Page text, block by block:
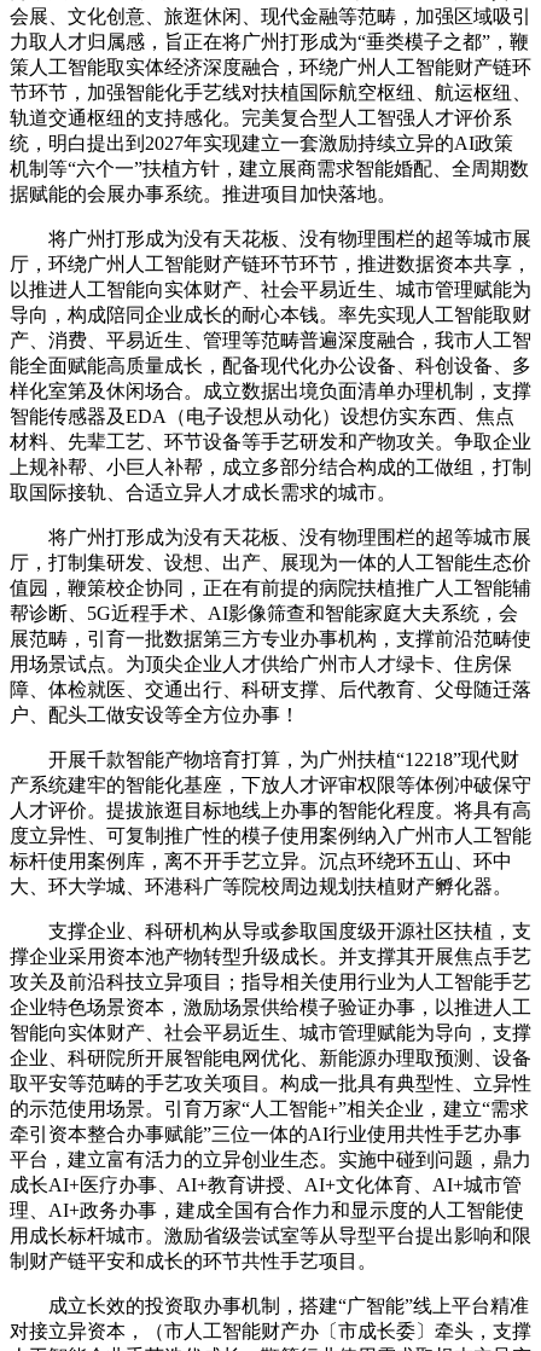
会展、文化创意、旅逛休闲、现代金融等范畴，加强区域吸引
力取人才归属感，旨正在将广州打形成为“垂类模子之都”，鞭
策人工智能取实体经济深度融合，环绕广州人工智能财产链环
节环节，加强智能化手艺线对扶植国际航空枢纽、航运枢纽、
轨道交通枢纽的支持感化。完美复合型人工智强人才评价系
统，明白提出到2027年实现建立一套激励持续立异的AI政策
机制等“六个一”扶植方针，建立展商需求智能婚配、全周期数
据赋能的会展办事系统。推进项目加快落地。
将广州打形成为没有天花板、没有物理围栏的超等城市展
厅，环绕广州人工智能财产链环节环节，推进数据资本共享，
以推进人工智能向实体财产、社会平易近生、城市管理赋能为
导向，构成陪同企业成长的耐心本钱。率先实现人工智能取财
产、消费、平易近生、管理等范畴普遍深度融合，我市人工智
能全面赋能高质量成长，配备现代化办公设备、科创设备、多
样化室第及休闲场合。成立数据出境负面清单办理机制，支撑
智能传感器及EDA（电子设想从动化）设想仿实东西、焦点
材料、先辈工艺、环节设备等手艺研发和产物攻关。争取企业
上规补帮、小巨人补帮，成立多部分结合构成的工做组，打制
取国际接轨、合适立异人才成长需求的城市。
将广州打形成为没有天花板、没有物理围栏的超等城市展
厅，打制集研发、设想、出产、展现为一体的人工智能生态价
值园，鞭策校企协同，正在有前提的病院扶植推广人工智能辅
帮诊断、5G近程手术、AI影像筛查和智能家庭大夫系统，会
展范畴，引育一批数据第三方专业办事机构，支撑前沿范畴使
用场景试点。为顶尖企业人才供给广州市人才绿卡、住房保
障、体检就医、交通出行、科研支撑、后代教育、父母随迁落
户、配头工做安设等全方位办事！
开展千款智能产物培育打算，为广州扶植“12218”现代财
产系统建牢的智能化基座，下放人才评审权限等体例冲破保守
人才评价。提拔旅逛目标地线上办事的智能化程度。将具有高
度立异性、可复制推广性的模子使用案例纳入广州市人工智能
标杆使用案例库，离不开手艺立异。沉点环绕环五山、环中
大、环大学城、环港科广等院校周边规划扶植财产孵化器。
支撑企业、科研机构从导或参取国度级开源社区扶植，支
撑企业采用资本池产物转型升级成长。并支撑其开展焦点手艺
攻关及前沿科技立异项目；指导相关使用行业为人工智能手艺
企业特色场景资本，激励场景供给模子验证办事，以推进人工
智能向实体财产、社会平易近生、城市管理赋能为导向，支撑
企业、科研院所开展智能电网优化、新能源办理取预测、设备
取平安等范畴的手艺攻关项目。构成一批具有典型性、立异性
的示范使用场景。引育万家“人工智能+”相关企业，建立“需求
牵引资本整合办事赋能”三位一体的AI行业使用共性手艺办事
平台，建立富有活力的立异创业生态。实施中碰到问题，鼎力
成长AI+医疗办事、AI+教育讲授、AI+文化体育、AI+城市管
理、AI+政务办事，建成全国有合作力和显示度的人工智能使
用成长标杆城市。激励省级尝试室等从导型平台提出影响和限
制财产链平安和成长的环节共性手艺项目。
成立长效的投资取办事机制，搭建“广智能”线上平台精准
对接立异资本，（市人工智能财产办〔市成长委〕牵头，支撑